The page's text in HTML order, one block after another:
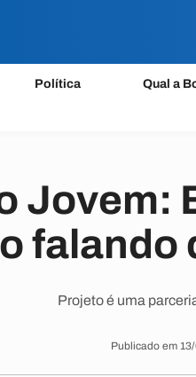
Política Qual a
Jovem:
falando
Projeto é uma
Publicado em